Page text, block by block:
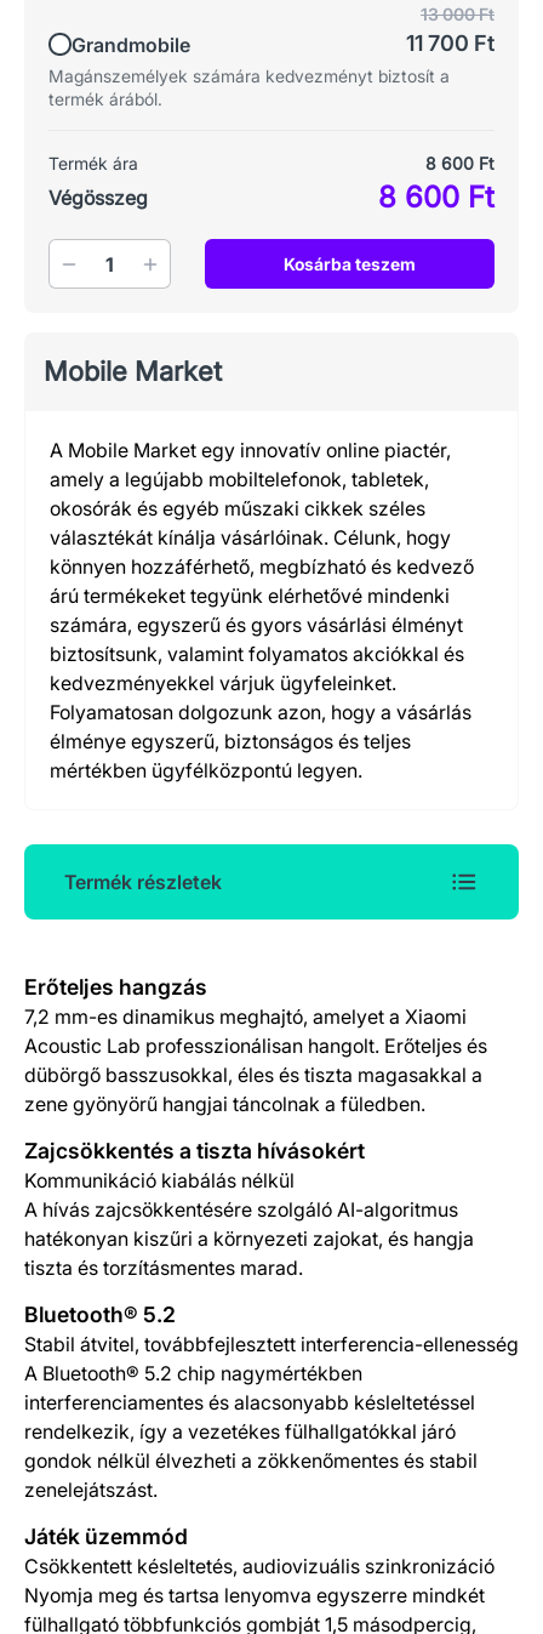
Grandmobile
13 000 Ft
11 700 Ft
Magánszemélyek számára kedvezményt biztosít a
termék árából.
Termék ára 8 600 Ft
Végösszeg 8 600 Ft
Mennyiség Kosárba teszem
Mobile Market
A Mobile Market egy innovatív online piactér,
amely a legújabb mobiltelefonok, tabletek,
okosórák és egyéb műszaki cikkek széles
választékát kínálja vásárlóinak. Célunk, hogy
könnyen hozzáférhető, megbízható és kedvező
árú termékeket tegyünk elérhetővé mindenki
számára, egyszerű és gyors vásárlási élményt
biztosítsunk, valamint folyamatos akciókkal és
kedvezményekkel várjuk ügyfeleinket.
Folyamatosan dolgozunk azon, hogy a vásárlás
élménye egyszerű, biztonságos és teljes
mértékben ügyfélközpontú legyen.
Termék részletek
Termék részletek
Erőteljes hangzás
7,2 mm-es dinamikus meghajtó, amelyet a Xiaomi
Acoustic Lab professzionálisan hangolt. Erőteljes és
dübörgő basszusokkal, éles és tiszta magasakkal a
zene gyönyörű hangjai táncolnak a füledben.
Zajcsökkentés a tiszta hívásokért
Kommunikáció kiabálás nélkül
A hívás zajcsökkentésére szolgáló AI-algoritmus
hatékonyan kiszűri a környezeti zajokat, és hangja
tiszta és torzításmentes marad.
Bluetooth® 5.2
Stabil átvitel, továbbfejlesztett interferencia-ellenesség
A Bluetooth® 5.2 chip nagymértékben
interferenciamentes és alacsonyabb késleltetéssel
rendelkezik, így a vezetékes fülhallgatókkal járó
gondok nélkül élvezheti a zökkenőmentes és stabil
zenelejátszást.
Játék üzemmód
Csökkentett késleltetés, audiovizuális szinkronizáció
Nyomja meg és tartsa lenyomva egyszerre mindkét
fülhallgató többfunkciós gombját 1,5 másodpercig,